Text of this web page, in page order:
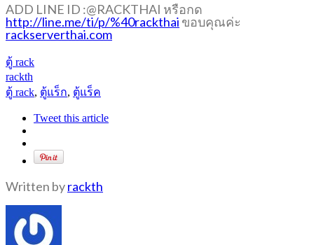
ADD LINE ID :@RACKTHAI หรือกด
http://line.me/ti/p/%40rackthai ขอบคุณค่ะ
rackserverthai.com
ตู้ rack
rackth
ตู้ rack, ตู้แร็ก, ตู้แร็ค
Tweet this article
Written byrackth